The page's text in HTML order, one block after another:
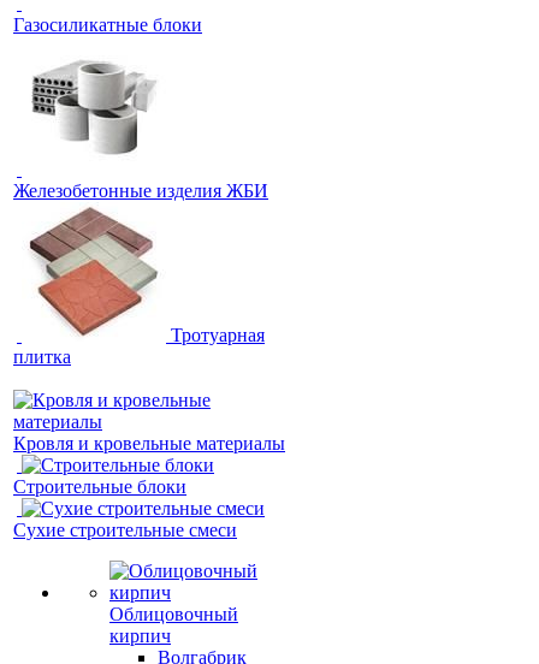
Газосиликатные блоки
Железобетонные изделия ЖБИ
Тротуарная
плитка
Кровля и кровельные материалы
Строительные блоки
Сухие строительные смеси
Облицовочный
кирпич
Волгабрик